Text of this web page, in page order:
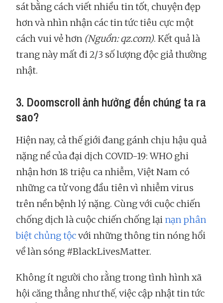
sát bằng cách viết nhiều tin tốt, chuyện đẹp
hơn và nhìn nhận các tin tức tiêu cực một
cách vui vẻ hơn (Nguồn: qz.com). Kết quả là
trang này mất đi 2/3 số lượng độc giả thường
nhật.
3. Doomscroll ảnh hưởng đến chúng ta ra
sao?
Hiện nay, cả thế giới đang gánh chịu hậu quả
nặng nề của đại dịch COVID-19: WHO ghi
nhận hơn 18 triệu ca nhiễm, Việt Nam có
những ca tử vong đầu tiên vì nhiễm virus
trên nền bệnh lý nặng. Cùng với cuộc chiến
chống dịch là cuộc chiến chống lại nạn phân
biệt chủng tộcvới những thông tin nóng hổi
về làn sóng #BlackLivesMatter.
Không ít người cho rằng trong tình hình xã
hội căng thẳng như thế, việc cập nhật tin tức